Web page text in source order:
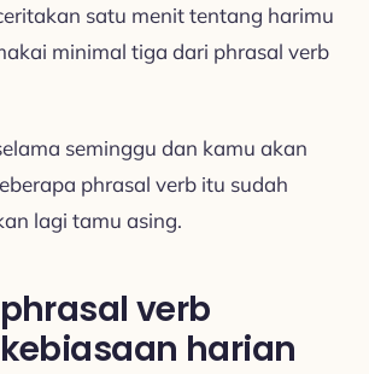
satu menit tentang harimu
minimal tiga dari phrasal verb
seminggu dan kamu akan
phrasal verb itu sudah
lagi tamu asing.
verb
harian